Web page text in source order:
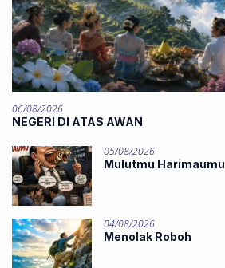
06/08/2026
NEGERI DI ATAS AWAN
05/08/2026
Mulutmu Harimaumu
04/08/2026
Menolak Roboh